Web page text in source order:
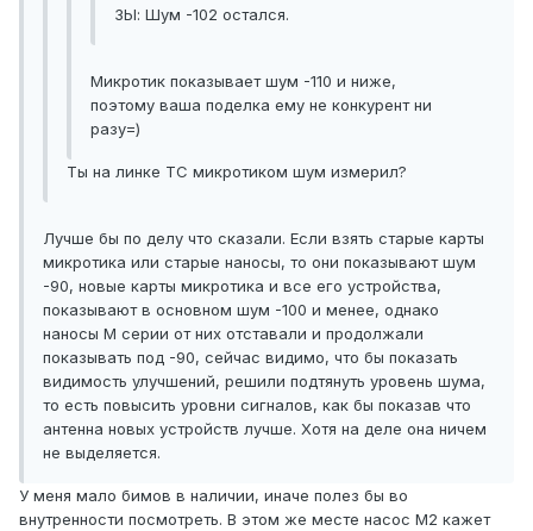
ЗЫ: Шум -102 остался.
Микротик показывает шум -110 и ниже,
поэтому ваша поделка ему не конкурент ни
разу=)
Ты на линке ТС микротиком шум измерил?
Лучше бы по делу что сказали. Если взять старые карты
микротика или старые наносы, то они показывают шум
-90, новые карты микротика и все его устройства,
показывают в основном шум -100 и менее, однако
наносы М серии от них отставали и продолжали
показывать под -90, сейчас видимо, что бы показать
видимость улучшений, решили подтянуть уровень шума,
то есть повысить уровни сигналов, как бы показав что
антенна новых устройств лучше. Хотя на деле она ничем
не выделяется.
У меня мало бимов в наличии, иначе полез бы во
внутренности посмотреть. В этом же месте насос М2 кажет